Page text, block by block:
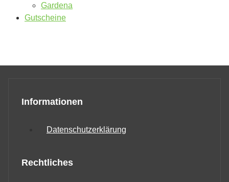
Gardena
Gutscheine
Informationen
Datenschutzerklärung
Rechtliches